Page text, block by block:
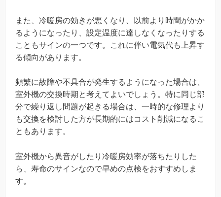
また、冷暖房の効きが悪くなり、以前より時間がかか
るようになったり、設定温度に達しなくなったりする
こともサインの一つです。これに伴い電気代も上昇す
る傾向があります。
頻繁に故障や不具合が発生するようになった場合は、
室外機の交換時期と考えてよいでしょう。特に同じ部
分で繰り返し問題が起きる場合は、一時的な修理より
も交換を検討した方が長期的にはコスト削減になるこ
ともあります。
室外機から異音がしたり冷暖房効率が落ちたりした
ら、寿命のサインなので早めの点検をおすすめしま
す。